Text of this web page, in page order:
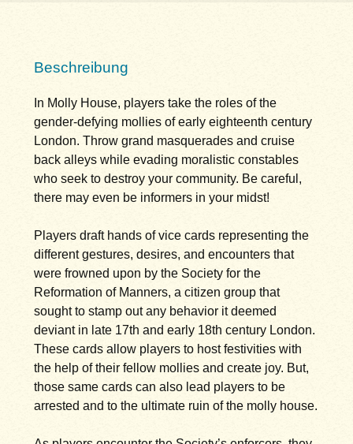
Beschreibung
In Molly House, players take the roles of the
gender-defying mollies of early eighteenth century
London. Throw grand masquerades and cruise
back alleys while evading moralistic constables
who seek to destroy your community. Be careful,
there may even be informers in your midst!
Players draft hands of vice cards representing the
different gestures, desires, and encounters that
were frowned upon by the Society for the
Reformation of Manners, a citizen group that
sought to stamp out any behavior it deemed
deviant in late 17th and early 18th century London.
These cards allow players to host festivities with
the help of their fellow mollies and create joy. But,
those same cards can also lead players to be
arrested and to the ultimate ruin of the molly house.